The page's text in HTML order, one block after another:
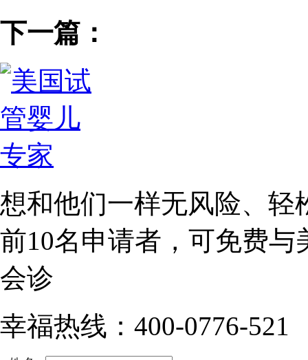
下一篇：
想和他们一样无风险、轻
前10名申请者，可免费与
会诊
幸福热线：400-0776-521